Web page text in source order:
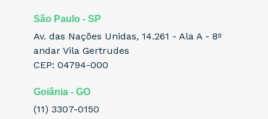
São Paulo - SP
Av. das Nações Unidas, 14.261 - Ala A - 8º
andar Vila Gertrudes
CEP: 04794-000
Goiânia - GO
(11) 3307-0150